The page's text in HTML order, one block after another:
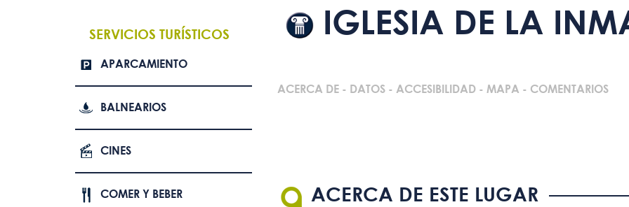
SERVICIOS TURÍSTICOS
APARCAMIENTO
BALNEARIOS
CINES
COMER Y BEBER
IGLESIA DE LA
ACERCA DE- DATOS- ACCESIBILIDAD- MAPA - COMENTARIOS
ACERCA DE ESTE LUGAR